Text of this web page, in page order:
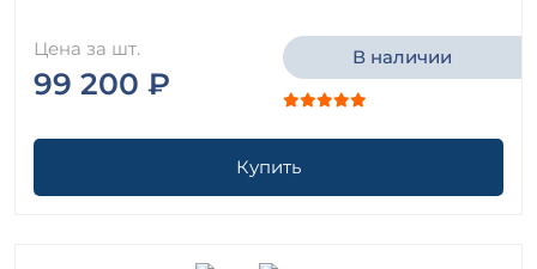
Цена за шт.
99 200 ₽
В наличии
Купить